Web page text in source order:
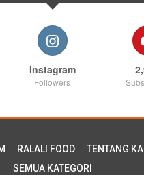
Instagram
Followers
RALALI FOOD
TENTANG
SEMUA KATEGORI